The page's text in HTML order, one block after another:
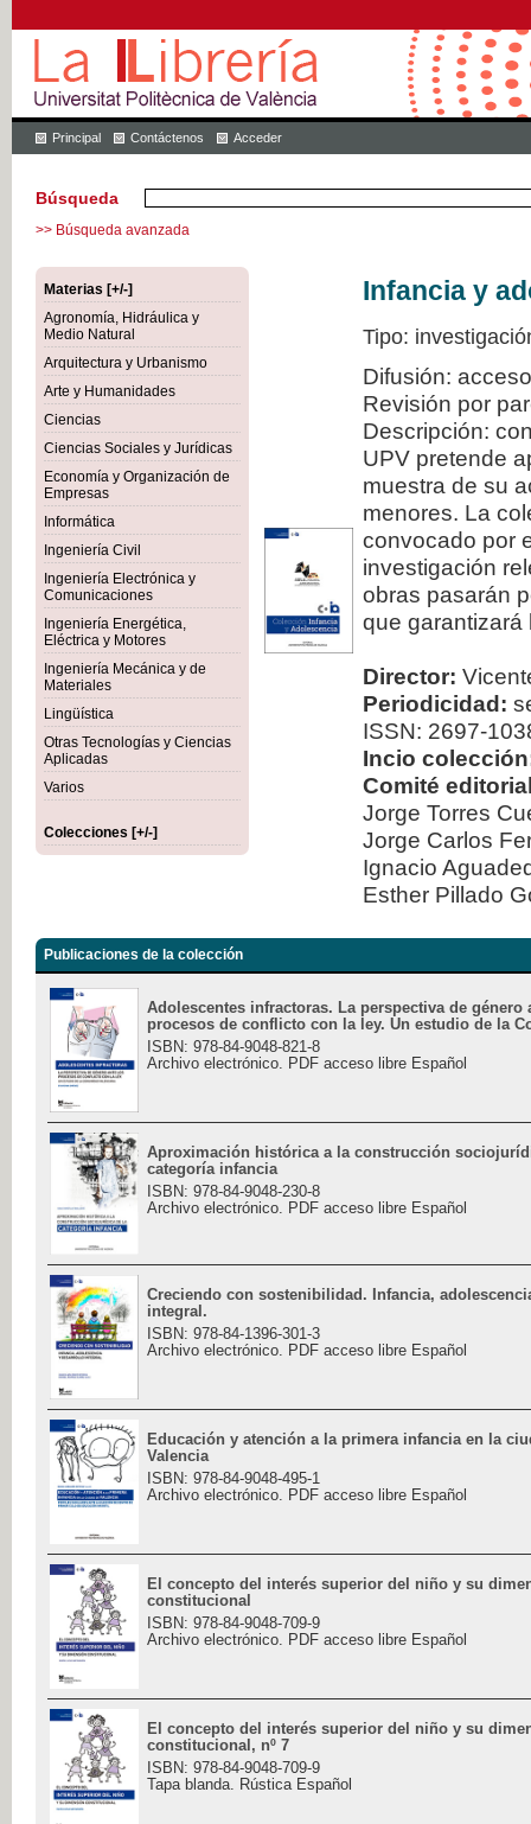
Principal Contáctenos Acceder
Búsqueda
>> Búsqueda avanzada
Materias [+/-]
Agronomía, Hidráulica y
Medio Natural
Arquitectura y Urbanismo
Arte y Humanidades
Ciencias
Ciencias Sociales y Jurídicas
Economía y Organización de
Empresas
Informática
Ingeniería Civil
Ingeniería Electrónica y
Comunicaciones
Ingeniería Energética,
Eléctrica y Motores
Ingeniería Mecánica y de
Materiales
Lingüística
Otras Tecnologías y Ciencias
Aplicadas
Varios
Colecciones [+/-]
Infancia y
Tipo:
Difusión:
Revisión por
Descripción:
UPV pretende
muestra de su
menores. La
convocado por
investigación
obras pasarán
que garantizará
Director:
Periodicidad:
ISSN: 2697-
Incio
Comité
Jorge Torres
Jorge Carlos
Ignacio
Esther Pillado
Publicaciones de la colección
Adolescentes infractoras. La perspectiva de género
procesos de conflicto con la ley. Un estudio de la
ISBN: 978-84-9048-821-8
Archivo electrónico. PDF acceso libre Español
Aproximación histórica a la construcción
categoría infancia
ISBN: 978-84-9048-230-8
Archivo electrónico. PDF acceso libre Español
Creciendo con sostenibilidad. Infancia,
integral.
ISBN: 978-84-1396-301-3
Archivo electrónico. PDF acceso libre Español
Educación y atención a la primera infancia en la
Valencia
ISBN: 978-84-9048-495-1
Archivo electrónico. PDF acceso libre Español
El concepto del interés superior del niño y su
constitucional
ISBN: 978-84-9048-709-9
Archivo electrónico. PDF acceso libre Español
El concepto del interés superior del niño y su
constitucional, nº 7
ISBN: 978-84-9048-709-9
Tapa blanda. Rústica Español